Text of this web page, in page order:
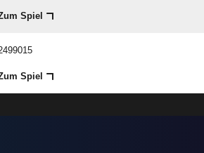
Spiel
Spiel